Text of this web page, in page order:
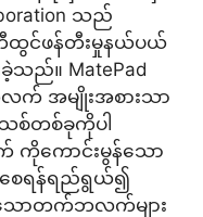
သည်
တီထွင်ဖန်တီးမှုနယ်ပယ်
ခဲ့သည်။ MatePad
က် အမျိုးအစားသာ
စ်တစ်ခုကိုပါ
ကောင်းမွန်သော
စေရန်ရည်ရွယ်၍
ောတက်ဘလက်များ